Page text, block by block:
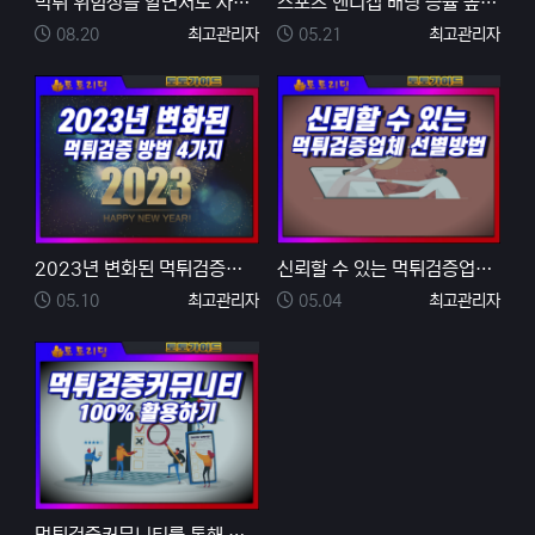
등록자
최고관리자
등록일
08.20 등록자
최고관리자
등록일
05.21
2023년 변화된 먹튀검증을 통해 안전놀이터 찾는 방법
등록자
최고관리자
등록일
05.10
신뢰할 수 있는 먹튀검증업체 선별방법
등록자
최고관리자
등록일
05.04